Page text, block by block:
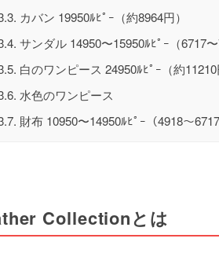
カバン 19950ﾙﾋﾟｰ（約8964円）
サンダル 14950〜15950ﾙﾋﾟｰ（6717〜
白のワンピース 24950ﾙﾋﾟｰ（約11210
水色のワンピース
財布 10950〜14950ﾙﾋﾟｰ（4918〜6717
Collectionとは